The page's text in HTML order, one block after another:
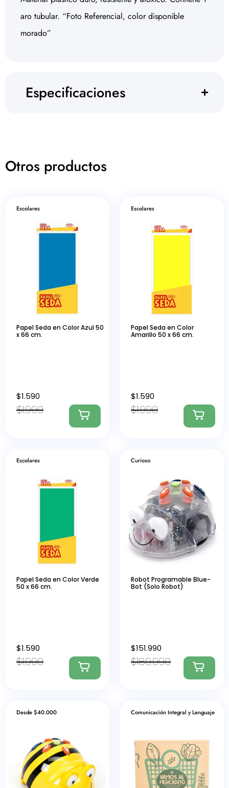
aro tubular. “Foto Referencial, color disponible
morado”
Especificaciones
Otros productos
Escolares
Papel Seda en Color Azul 50
x 66 cm.
$1.990
$1.590
Escolares
Papel Seda en Color
Amarillo 50 x 66 cm.
$1.990
$1.590
Escolares
Papel Seda en Color Verde
50 x 66 cm.
$1.990
$1.590
Curioso
Robot Programable Blue-
Bot (Solo Robot)
$189.990
$151.990
Desde $40.000 Comunicación Integral y Lenguaje